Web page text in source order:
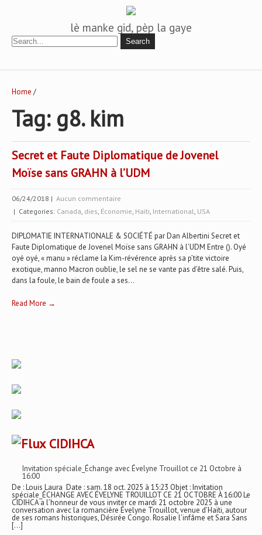
lè manke gid, pèp la gaye
Home /
Tag: g8. kim
Secret et Faute Diplomatique de Jovenel
Moïse sans GRAHN à l’UDM
06/24/2018 | Aucun commentaire
| Categories: Canada, dies, Économie, Haïti, International, USA
DIPLOMATIE INTERNATIONALE & SOCIÉTÉ par Dan Albertini Secret et
Faute Diplomatique de Jovenel Moïse sans GRAHN à l’UDM Entre (). Oyé
oyé oyé, « manu » réclame la Kim-révérence après sa p’tite victoire
exotique, manno Macron oublie, le sel ne se vante pas d’être salé. Puis,
dans la foule, le bain de foule a ses...
Read More →
CIDIHCA
Invitation spéciale_Échange avec Évelyne Trouillot ce 21 Octobre à
16:00
De : Louis Laura Date : sam. 18 oct. 2025 à 15:23 Objet : Invitation
spéciale_ÉCHANGE AVEC ÉVELYNE TROUILLOT CE 21 OCTOBRE À 16:00 Le
CIDIHCA a l’honneur de vous inviter ce mardi 21 octobre 2025 à une
conversation avec la romancière Évelyne Trouillot, venue d’Haïti, autour
de ses romans historiques, Désirée Congo. Rosalie l’infâme et Sara Sans
[…]